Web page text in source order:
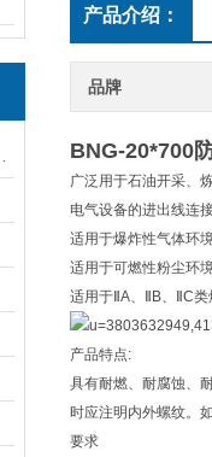
产品介绍：
品牌
BNG-20*700
广泛用于石油开采、
电气设备的进出线连
适用于爆炸性气体环
适用于可燃性粉尘环
适用于ⅡA、ⅡB、ⅡC
产品特点:
具有耐燃、耐腐蚀、
时应注明内外螺纹。
要求